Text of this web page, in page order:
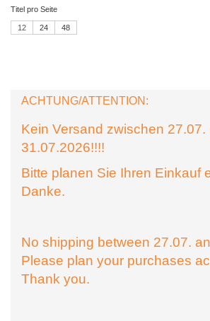
Titel pro Seite
12 24 48
ACHTUNG/ATTENTION:
Kein Versand zwischen 27.07.
31.07.2026!!!!
Bitte planen Sie Ihren Einkauf
Danke.
No shipping between 27.07.
Please plan your purchases
Thank you.